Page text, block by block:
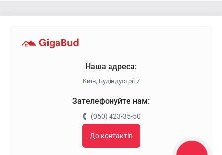
Наша адреса:
Київ, Будіндустрії 7
Зателефонуйте нам:
(050) 423-35-50
До контактів